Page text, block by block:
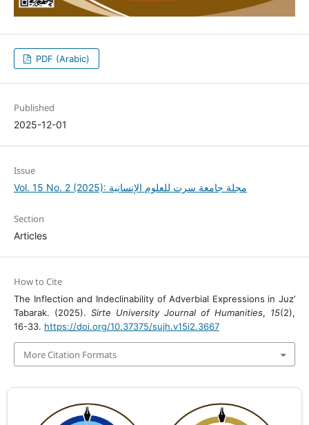
PDF (Arabic)
Published
2025-12-01
Issue
Vol. 15 No. 2 (2025): مجلة جامعة سرت للعلوم الإنسانية
Section
Articles
How to Cite
The Inflection and Indeclinability of Adverbial Expressions in Juz’
Tabarak. (2025). Sirte University Journal of Humanities, 15(2),
16-33. https://doi.org/10.37375/sujh.v15i2.3667
More Citation Formats